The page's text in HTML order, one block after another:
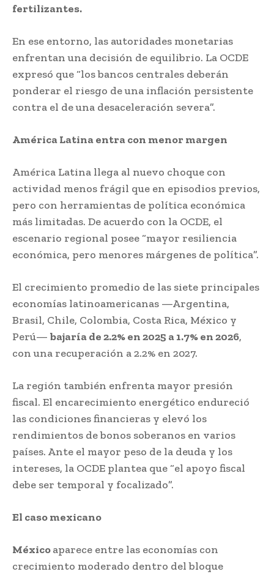
fertilizantes.
En ese entorno, las autoridades monetarias
enfrentan una decisión de equilibrio. La OCDE
expresó que “los bancos centrales deberán
ponderar el riesgo de una inflación persistente
contra el de una desaceleración severa”.
América Latina entra con menor margen
América Latina llega al nuevo choque con
actividad menos frágil que en episodios previos,
pero con herramientas de política económica
más limitadas. De acuerdo con la OCDE, el
escenario regional posee “mayor resiliencia
económica, pero menores márgenes de política”.
El crecimiento promedio de las siete principales
economías latinoamericanas —Argentina,
Brasil, Chile, Colombia, Costa Rica, México y
Perú— bajaría de 2.2% en 2025 a 1.7% en 2026,
con una recuperación a 2.2% en 2027.
La región también enfrenta mayor presión
fiscal. El encarecimiento energético endureció
las condiciones financieras y elevó los
rendimientos de bonos soberanos en varios
países. Ante el mayor peso de la deuda y los
intereses, la OCDE plantea que “el apoyo fiscal
debe ser temporal y focalizado”.
El caso mexicano
Méxicoaparece entre las economías con
crecimiento moderado dentro del bloque